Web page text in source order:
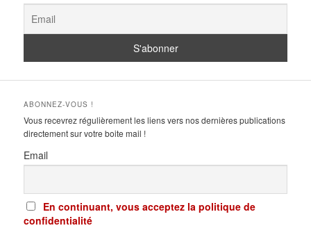
ABONNEZ-VOUS !
Vous recevrez régulièrement les liens vers nos dernières publications
directement sur votre boite mail !
Email
En continuant, vous acceptez la politique de
confidentialité